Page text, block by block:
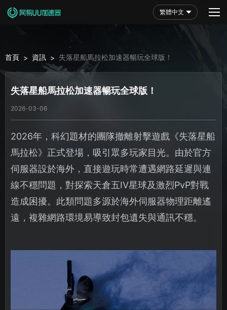
繁體中文
首頁 > 資訊 > 失落星船馬拉松加速器暢玩全球版！
失落星船馬拉松加速器暢玩全球版！
2026-03-06
2026年，科幻題材的團隊撤離射擊遊戲《失落星船
馬拉松》正式登場，吸引眾多玩家目光。由於官方
伺服器設於海外，直接遊玩時常遭遇網路延遲與連
線不穩問題，對探索天倉五IV星球及激烈PvP對戰
造成困擾。此類問題多源於海外伺服器物理距離遙
遠，複雜網路環境易導致封包遺失與通訊不穩。